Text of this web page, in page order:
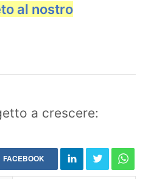
al nostro
a crescere:
FACEBOOK